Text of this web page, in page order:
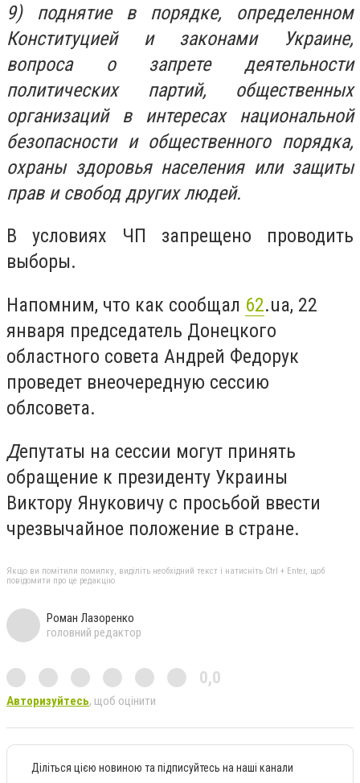
9) поднятие в порядке, определенном
Конституцией и законами Украине,
вопроса о запрете деятельности
политических партий, общественных
организаций в интересах национальной
безопасности и общественного порядка,
охраны здоровья населения или защиты
прав и свобод других людей.
В условиях ЧП запрещено проводить
выборы.
Напомним, что как сообщал 62.ua, 22
января председатель Донецкого
областного совета Андрей Федорук
проведет внеочередную сессию
облсовета.
Депутаты на сессии могут принять
обращение к президенту Украины
Виктору Януковичу с просьбой ввести
чрезвычайное положение в стране.
Якщо ви помітили помилку, виділіть необхідний текст і натисніть Ctrl + Enter, щоб
повідомити про це редакцію
Роман Лазоренко
головний редактор
0,0
Авторизуйтесь, щоб оцінити
Діліться цією новиною та підписуйтесь на наші канали